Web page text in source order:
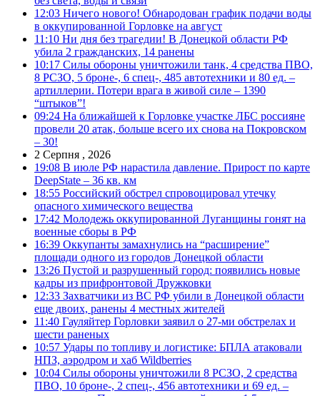
12:03 Ничего нового! Обнародован график подачи воды
в оккупированной Горловке на август
11:10 Ни дня без трагедии! В Донецкой области РФ
убила 2 гражданских, 14 ранены
10:17 Силы обороны уничтожили танк, 4 средства ПВО,
8 РСЗО, 5 броне-, 6 спец-, 485 автотехники и 80 ед. –
артиллерии. Потери врага в живой силе – 1390
“штыков”!
09:24 На ближайшей к Горловке участке ЛБС россияне
провели 20 атак, больше всего их снова на Покровском
– 30!
2 Серпня , 2026
19:08 В июле РФ нарастила давление. Прирост по карте
DeepState – 36 кв. км
18:55 Российский обстрел спровоцировал утечку
опасного химического вещества
17:42 Молодежь оккупированной Луганщины гонят на
военные сборы в РФ
16:39 Оккупанты замахнулись на “расширение”
площади одного из городов Донецкой области
13:26 Пустой и разрушенный город: появились новые
кадры из прифронтовой Дружковки
12:33 Захватчики из ВС РФ убили в Донецкой области
еще двоих, ранены 4 местных жителей
11:40 Гауляйтер Горловки заявил о 27-ми обстрелах и
шести раненых
10:57 Удары по топливу и логистике: БПЛА атаковали
НПЗ, аэродром и хаб Wildberries
10:04 Силы обороны уничтожили 8 РСЗО, 2 средства
ПВО, 10 броне-, 2 спец-, 456 автотехники и 69 ед. –